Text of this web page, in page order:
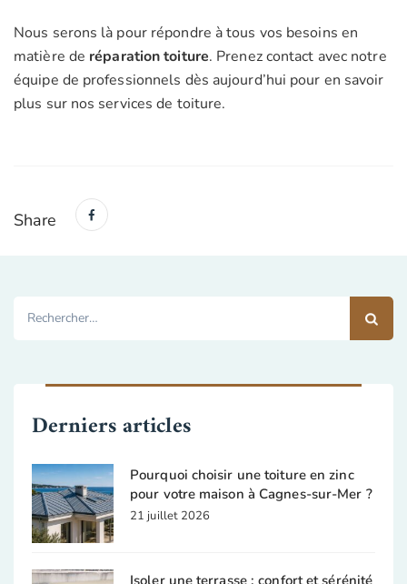
Nous serons là pour répondre à tous vos besoins en
matière de réparation toiture. Prenez contact avec notre
équipe de professionnels dès aujourd’hui pour en savoir
plus sur nos services de toiture.
Share
Derniers articles
Pourquoi choisir une toiture en zinc
pour votre maison à Cagnes-sur-Mer ?
21 juillet 2026
Isoler une terrasse : confort et sérénité